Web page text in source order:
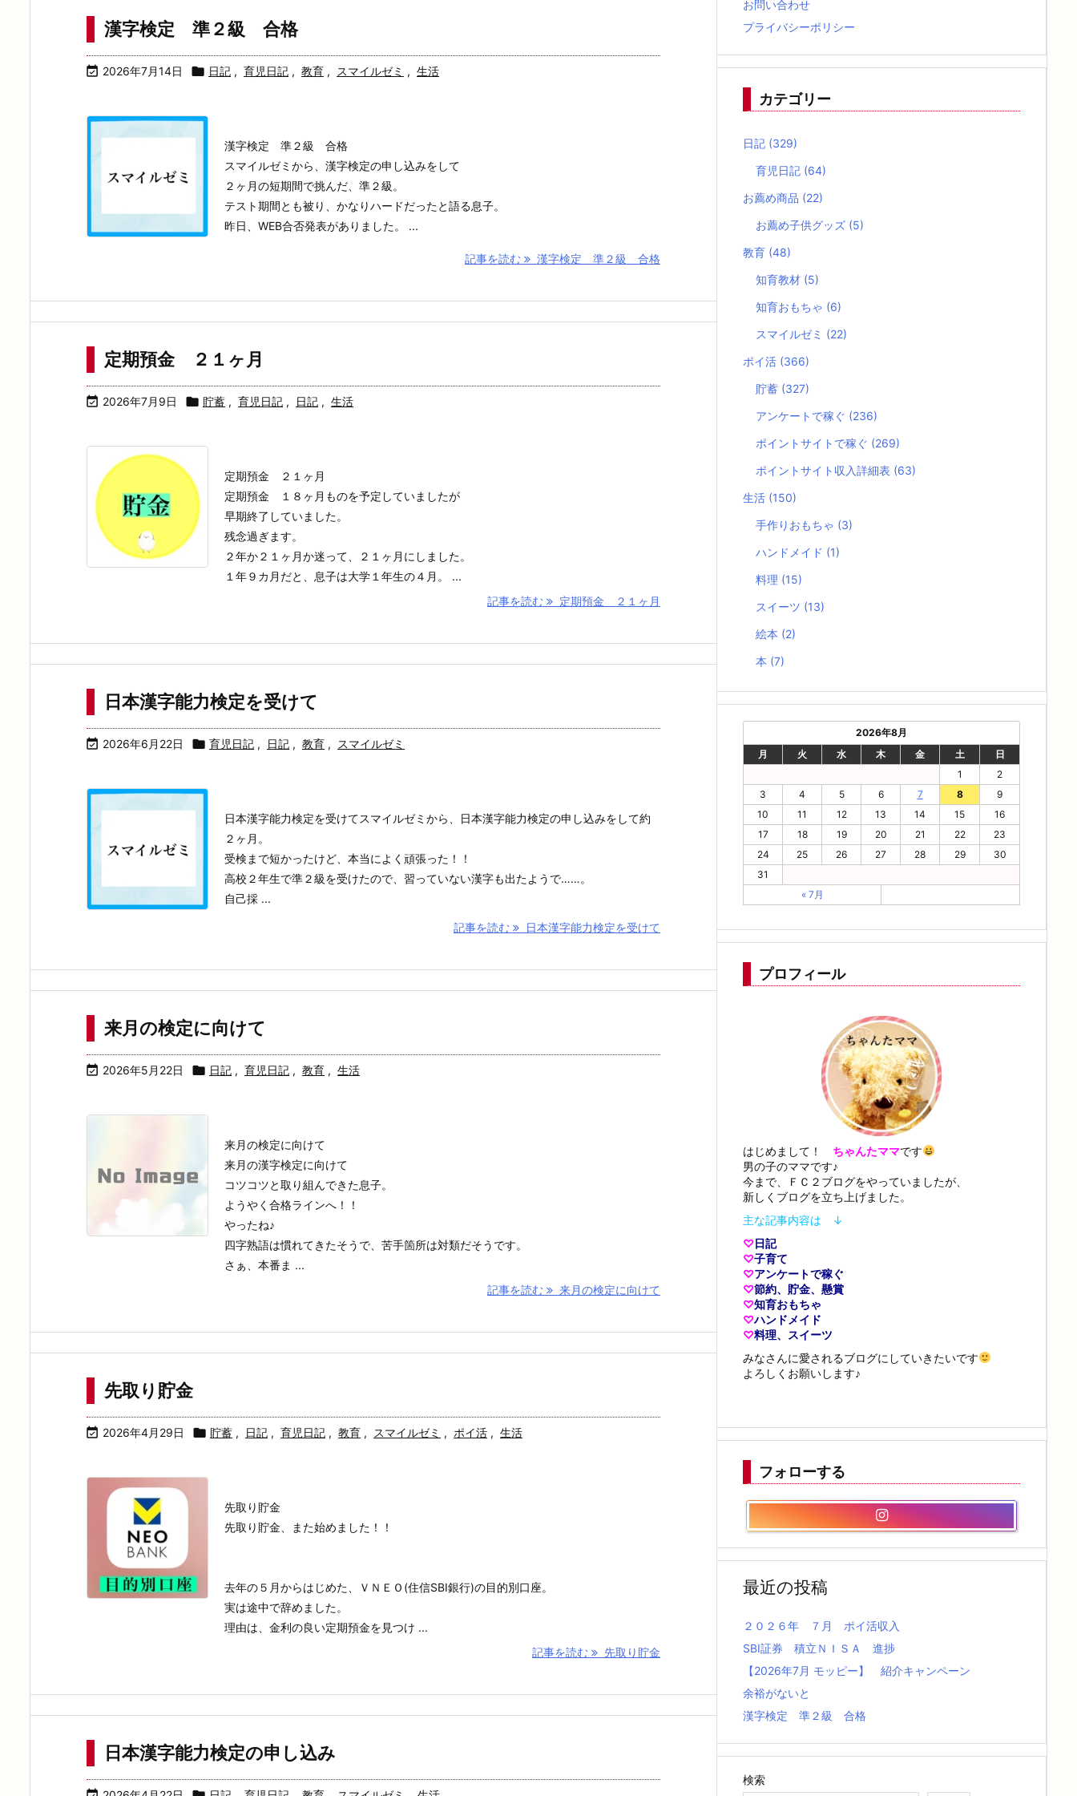
漢字検定 準２級 合格
 2026年7月14日  日記 , 育児日記 , 教育 , スマイルゼミ , 生活
漢字検定 準２級 合格
スマイルゼミから、漢字検定の申し込みをして
２ヶ月の短期間で挑んだ、準２級。
テスト期間とも被り、かなりハードだったと語る息子。
昨日、WEB合否発表がありました。 ...
記事を読む 漢字検定 準２級 合格
定期預金 ２１ヶ月
 2026年7月9日  貯蓄 , 育児日記 , 日記 , 生活
定期預金 ２１ヶ月
定期預金 １８ヶ月ものを予定していましたが
早期終了していました。
残念過ぎます。
２年か２１ヶ月か迷って、２１ヶ月にしました。
１年９カ月だと、息子は大学１年生の４月。 ...
記事を読む
定期預金 ２１ヶ月
日本漢字能力検定を受けて
 2026年6月22日  育児日記 , 日記 , 教育 , スマイルゼミ
日本漢字能力検定を受けてスマイルゼミから、日本漢字能力検定の申し込みをして約
２ヶ月。
受検まで短かったけど、本当によく頑張った！！
高校２年生で準２級を受けたので、習っていない漢字も出たようで……。
自己採 ...
記事を読む 日本漢字能力検定を受けて
来月の検定に向けて
 2026年5月22日  日記 , 育児日記 , 教育 , 生活
来月の検定に向けて
来月の漢字検定に向けて
コツコツと取り組んできた息子。
ようやく合格ラインへ！！
やったね♪
四字熟語は慣れてきたそうで、苦手箇所は対類だそうです。
さぁ、本番ま ...
記事を読む
来月の検定に向けて
先取り貯金
 2026年4月29日  貯蓄 , 日記 , 育児日記 , 教育 , スマイルゼミ , ポイ活 , 生活
先取り貯金
先取り貯金、また始めました！！
去年の５月からはじめた、ＶＮＥＯ(住信SBI銀行)の目的別口座。
実は途中で辞めました。
理由は、金利の良い定期預金を見つけ ...
記事を読む
先取り貯金
日本漢字能力検定の申し込み
お問い合わせ
プライバシーポリシー
カテゴリー
日記 (329)
育児日記 (64)
お薦め商品 (22)
お薦め子供グッズ (5)
教育 (48)
知育教材 (5)
知育おもちゃ (6)
スマイルゼミ (22)
ポイ活 (366)
貯蓄 (327)
アンケートで稼ぐ (236)
ポイントサイトで稼ぐ (269)
ポイントサイト収入詳細表 (63)
生活 (150)
手作りおもちゃ (3)
ハンドメイド (1)
料理 (15)
スイーツ (13)
絵本 (2)
本 (7)
2026年8月
月
火 水 木 金 土
日
1
2
3
4 5 6 7 8
9
10
11 12 13 14 15
16
17
18 19 20 21 22
23
24
25 26 27 28 29
30
31
« 7月
プロフィール
はじめまして！ ちゃんたママです
男の子のママです♪
今まで、ＦＣ２ブログをやっていましたが、
新しくブログを立ち上げました。
主な記事内容は ↓
♡日記
♡子育て
♡アンケートで稼ぐ
♡節約、貯金、懸賞
♡知育おもちゃ
♡ハンドメイド
♡料理、スイーツ
みなさんに愛されるブログにしていきたいです
よろしくお願いします♪
フォローする
最近の投稿
２０２６年 ７月 ポイ活収入
SBI証券 積立ＮＩＳＡ 進捗
【2026年7月 モッピー】 紹介キャンペーン
余裕がないと
漢字検定 準２級 合格
検索